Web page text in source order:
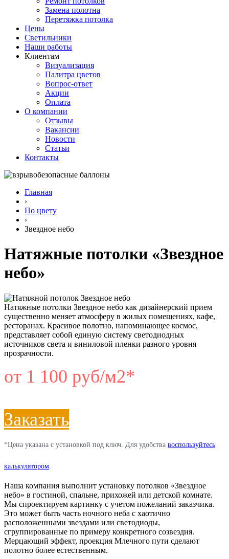
Замена полотна
Перетяжка потолка
Цены
Светильники
Наши работы
Клиентам
Визуализация
Палитра цветов
Вопрос-ответ
Акции
Оплата
О компании
Отзывы
Вакансии
Новости
Статьи
Контакты
Главная
›
По цвету
›
Звездное небо
Натяжные потолки «Звездное
небо»
Натяжные потолки Звездное небо как дизайнерский прием
существенно меняет атмосферу в жилых помещениях, кафе,
ресторанах. Красивое полотно, напоминающее космос,
представляет собой единую систему светодиодных
источников света и виниловой пленки разного уровня
прозрачности.
от 1 100 руб/м2*
Заказать
*Цена указана c установкой под ключ. Для удобства воспользуйтесь
калькулятором
Наша компания выполнит установку потолков «Звездное
небо» в гостиной, спальне, прихожей или детской комнате.
Мы спроектируем картинку с учетом пожеланий заказчика.
Это может быть часть ночного неба с хаотично
расположенными звездами или светодиоды,
сгруппированные по примеру конкретного созвездия.
Мерцающий эффект, проекция Млечного пути сделают
полотно более естественным.